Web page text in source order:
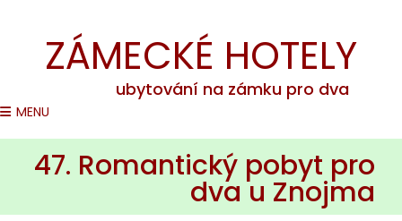
ZÁMECKÉ HOTELY
ubytování na zámku pro dva
MENU
47. Romantický pobyt pro
dva u Znojma